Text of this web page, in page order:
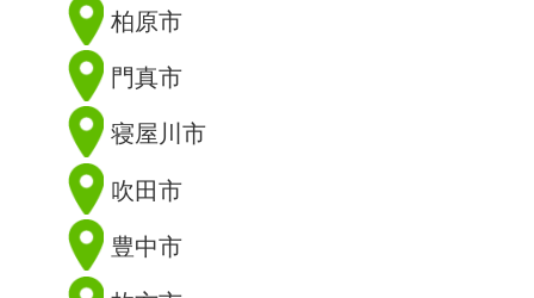
柏原市
門真市
寝屋川市
吹田市
豊中市